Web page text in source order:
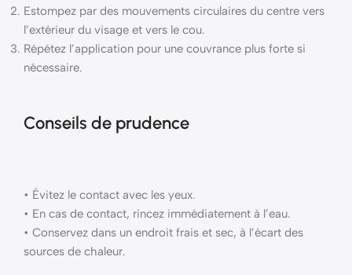
Estompez par des mouvements circulaires du centre vers
l’extérieur du visage et vers le cou.
Répétez l’application pour une couvrance plus forte si
nécessaire.
Conseils de prudence
• Évitez le contact avec les yeux.
• En cas de contact, rincez immédiatement à l’eau.
• Conservez dans un endroit frais et sec, à l’écart des
sources de chaleur.